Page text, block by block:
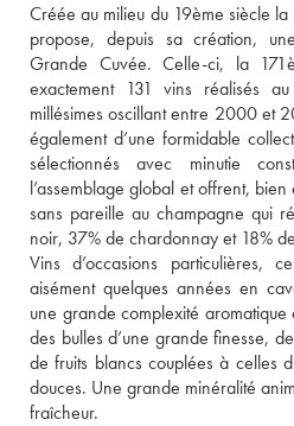
Créée au milieu du 19ème siècle
propose, depuis sa création,
Grande Cuvée. Celle-ci, la
exactement 131 vins réalisés
millésimes oscillant entre 2000 et
également d’une formidable
sélectionnés avec minutie
l’assemblage global et offrent,
sans pareille au champagne qui
noir, 37% de chardonnay et 18%
Vins d’occasions particulières,
aisément quelques années en
une grande complexité
des bulles d’une grande finesse,
de fruits blancs couplées à celles
douces. Une grande minéralité
fraîcheur.